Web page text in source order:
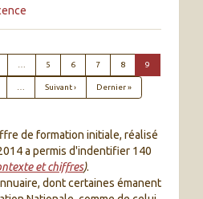
précédente
5 6 7 8 9
Suivant ›Page suivante
Dernier »Dernière page
de formation initiale, réalisé
a permis d'indentifier 140
et chiffres).
dont certaines émanent